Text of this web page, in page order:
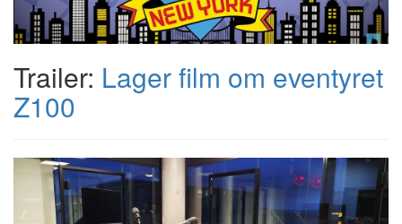
Trailer: Lager film om eventyret
Z100